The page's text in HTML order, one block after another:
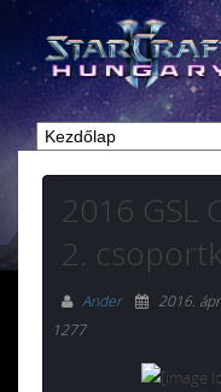
2016 GSL
2.
Ander 2016.
1277